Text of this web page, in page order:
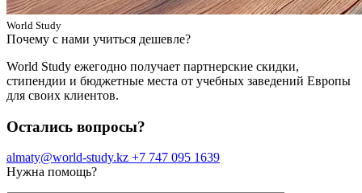
World Study
Почему с нами учиться дешевле?
World Study ежегодно получает партнерские скидки,
стипендии и бюджетные места от учебных заведений Европы
для своих клиентов.
Остались вопросы?
almaty@world-study.kz +7 747 095 1639
Нужна помощь?